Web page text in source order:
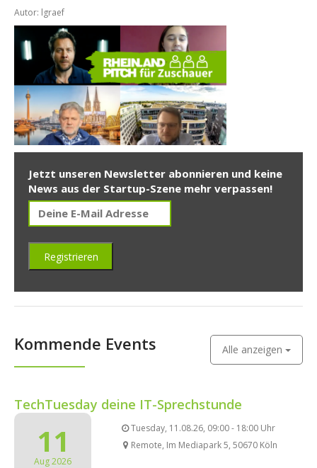
Autor: lgraef
Jetzt unseren Newsletter abonnieren und keine
News aus der Startup-Szene mehr verpassen!
Kommende Events Alle anzeigen
TechTuesday deine IT-Sprechstunde
11
Aug 2026
Tuesday, 11.08.26, 09:00 - 18:00 Uhr
Remote, Im Mediapark 5, 50670 Köln